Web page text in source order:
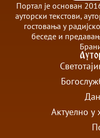
Портал је основан
ауторски текстови,
гостовања у
беседе и
Актуелно у